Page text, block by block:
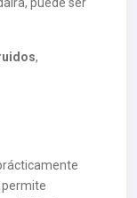
,
permite